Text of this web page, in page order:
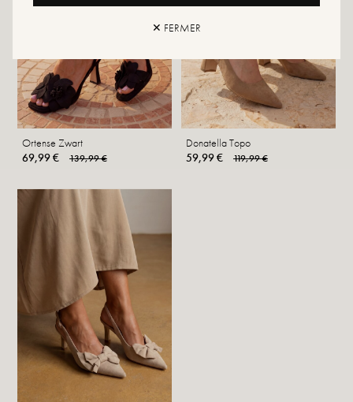
Ortense Zwart
69,99 €
139,99 €
Donatella Topo
59,99 €
119,99 €
✕ FERMER